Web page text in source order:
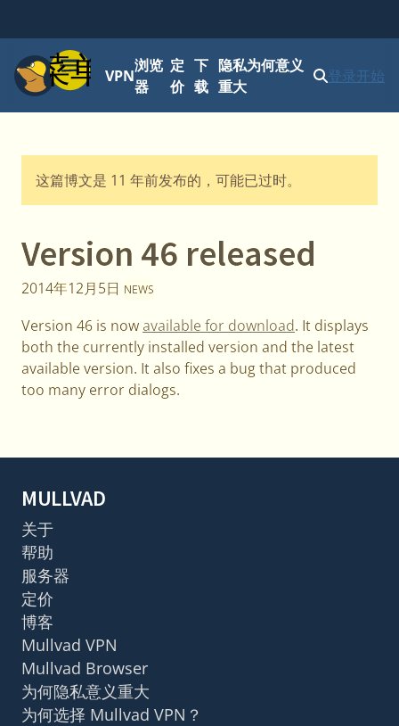
菜单VPN
浏览
器
定
价
下
载
隐私为何意义
重大
登录开始
这篇博文是 11 年前发布的，可能已过时。
Version 46 released
2014年12月5日 NEWS
Version 46 is nowavailable for download. It displays
both the currently installed version and the latest
available version. It also fixes a bug that produced
too many error dialogs.
MULLVAD
关于
帮助
服务器
定价
博客
Mullvad VPN
Mullvad Browser
为何隐私意义重大
为何选择 Mullvad VPN？